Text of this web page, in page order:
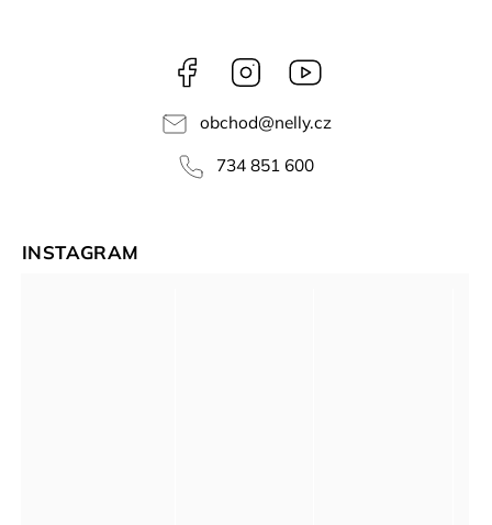
Facebook Instagram
obchod@nelly.cz
734 851 600
INSTAGRAM